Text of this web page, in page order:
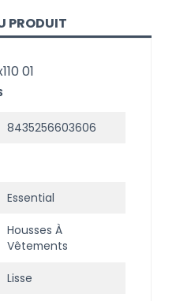
PRODUIT
01
8435256603606
Essential
Housses À
Vêtements
Lisse